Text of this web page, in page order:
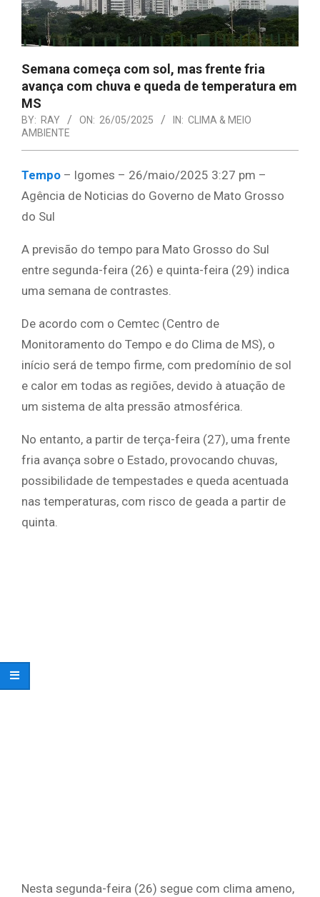
Semana começa com sol, mas frente fria
avança com chuva e queda de temperatura em
MS
BY: RAY ON: 26/05/2025 IN: CLIMA & MEIO
AMBIENTE
Tempo – lgomes – 26/maio/2025 3:27 pm –
Agência de Noticias do Governo de Mato Grosso
do Sul
A previsão do tempo para Mato Grosso do Sul
entre segunda-feira (26) e quinta-feira (29) indica
uma semana de contrastes.
De acordo com o Cemtec (Centro de
Monitoramento do Tempo e do Clima de MS), o
início será de tempo firme, com predomínio de sol
e calor em todas as regiões, devido à atuação de
um sistema de alta pressão atmosférica.
No entanto, a partir de terça-feira (27), uma frente
fria avança sobre o Estado, provocando chuvas,
possibilidade de tempestades e queda acentuada
nas temperaturas, com risco de geada a partir de
quinta.
Nesta segunda-feira (26) segue com clima ameno,